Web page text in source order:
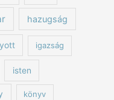
hazugság
igazság
isten
könyv